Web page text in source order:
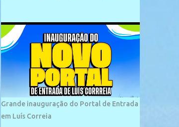
plana e retilínea na maior parte de sua
extensão, chegando a mais ou menos a 1,5
km de paisagens exuberantes. Possui ondas
suaves devido ao extensivo molhe de pedras
que não chegam a 2 metros de altura, não
apresentando dunas em seu espaço
geográfico. Não se sabe ao certo porque a
praia leva esse nome, e muitas das suas
Grande inauguração do Portal de Entrada
em Luís Correia